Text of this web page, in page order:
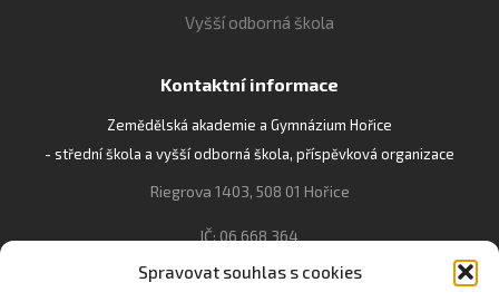
Spravovat souhlas s cookies
Vyšší odborná škola
Kontaktní informace
Zemědělská akademie a Gymnázium Hořice
- střední škola a vyšší odborná škola, příspěvková organizace
Riegrova 1403, 508 01 Hořice
IČ: 06 668 364
493 623 021, 493 623 022